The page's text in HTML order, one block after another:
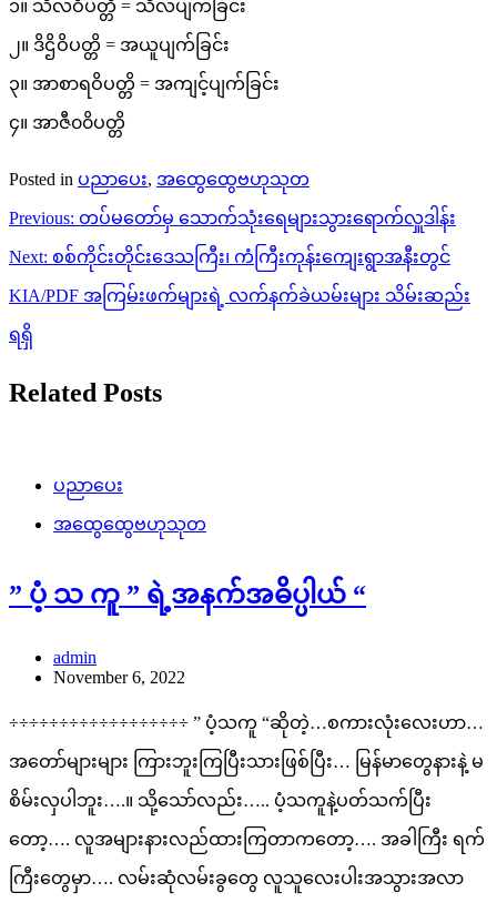
၁။ သီလဝိပတ္တိ = သီလပျက်ခြင်း
၂။ ဒိဌိဝိပတ္တိ = အယူပျက်ခြင်း
၃။ အာစာရဝိပတ္တိ = အကျင့်ပျက်ခြင်း
၄။ အာဇီ၀၀ိပတ္တိ
Posted in ပညာပေး, အထွေထွေဗဟုသုတ
Post
navigation
Previous: တပ်မတော်မှ သောက်သုံးရေများသွားရောက်လှူဒါန်း
Next: စစ်ကိုင်းတိုင်းဒေသကြီး၊ ကံကြီးကုန်းကျေးရွာအနီးတွင်
KIA/PDF အကြမ်းဖက်များရဲ့ လက်နက်ခဲယမ်းများ သိမ်းဆည်း
ရရှိ
Related Posts
ပညာပေး
အထွေထွေဗဟုသုတ
” ပံ့ သ ကူ ” ရဲ့အနက်အဓိပ္ပါယ် “
admin
November 6, 2022
÷÷÷÷÷÷÷÷÷÷÷÷÷÷÷÷÷÷ ” ပံ့သကူ “ဆိုတဲ့…စကားလုံးလေးဟာ…
အတော်များများ ကြားဘူးကြပြီးသားဖြစ်ပြီး… မြန်မာတွေနားနဲ့ မ
စိမ်းလှပါဘူး….။ သို့သော်လည်း….. ပံ့သကူနဲ့ပတ်သက်ပြီး
တော့…. လူအများနားလည်ထားကြတာကတော့…. အခါကြီး ရက်
ကြီးတွေမှာ…. လမ်းဆုံလမ်းခွတွေ လူသူလေးပါးအသွားအလာ